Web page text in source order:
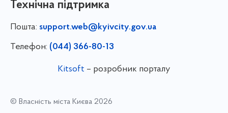
Технічна підтримка
Пошта: support.web@kyivcity.gov.ua
Телефон: (044) 366-80-13
Kitsoft – розробник порталу
© Власність міста Києва 2026